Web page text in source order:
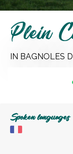
Plein
IN BAGNOLES
Spoken languages